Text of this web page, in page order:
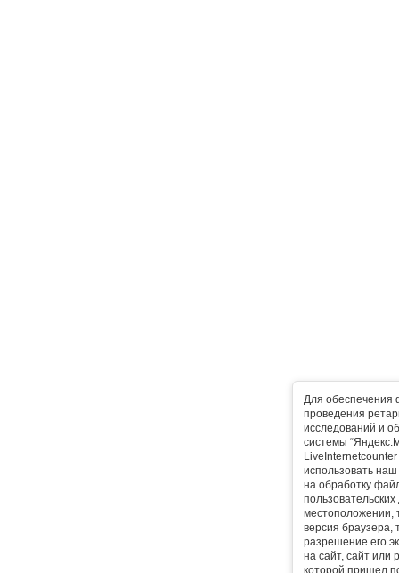
Для обеспечения
проведения
исследований и
системы
использовать
на обработку
местоположении,
версия браузера,
разрешение его
на сайт, сайт или
которой пришел